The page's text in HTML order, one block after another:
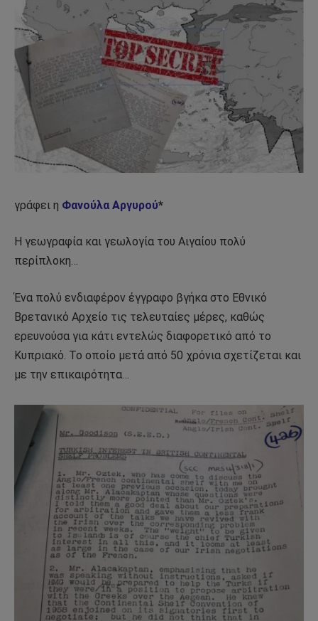
γράφει η Φανούλα Αργυρού*
Η γεωγραφία και γεωλογία του Αιγαίου πολύ
περίπλοκη…
Ένα πολύ ενδιαφέρον έγγραφο βγήκα στο Εθνικό
Βρετανικό Αρχείο τις τελευταίες μέρες, καθώς
ερευνούσα για κάτι εντελώς διαφορετικό από το
Κυπριακό. Το οποίο μετά από 50 χρόνια σχετίζεται και
με την επικαιρότητα…